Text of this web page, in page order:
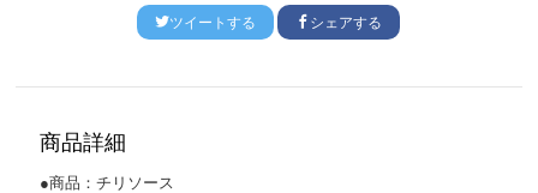
ツイートする シェアする
商品詳細
●商品：チリソース